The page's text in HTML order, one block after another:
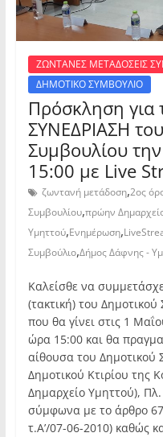
ΖΩΝΤΑΝΕΣ ΜΕΤΑΔΟΣΕΙΣ
ΔΗΜΟΤΙΚΟ ΣΥΜΒΟΥΛΙΟ
Πρόσκληση για
ΣΥΝΕΔΡΙΑΣΗ
Συμβουλίου
15:00 με Live
ζωντανή μετάδοση,2ος
Συμβουλίου,πρώην
Υμηττού,Ενημέρωση,
Συμβούλιο,Δήμος Δάφνης -
Καλείσθε να
(τακτική) του
που θα γίνει στις 1
ώρα 15:00 και θα
αίθουσα του Δημοτικού
Δημοτικού Κτιρίου της
Δημαρχείο Υμηττού),
σύμφωνα με το άρθρο
τ.Α’/07-06-2010) καθώς